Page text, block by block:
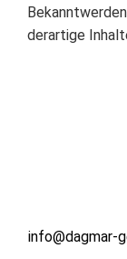
derartige
info@dagmar-